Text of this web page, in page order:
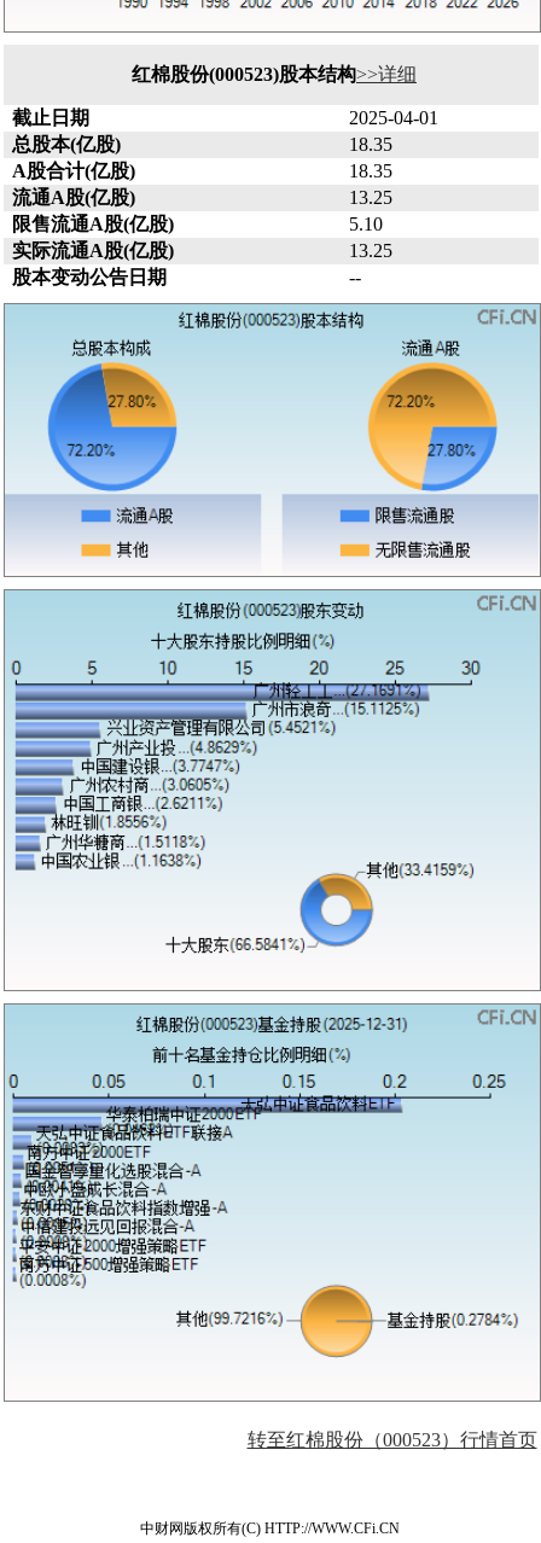
红棉股份(000523)股本结构>>详细
截止日期
2025-04-01
总股本(亿股)
18.35
A股合计(亿股)
18.35
流通A股(亿股)
13.25
限售流通A股(亿股)
5.10
实际流通A股(亿股)
13.25
股本变动公告日期
--
转至红棉股份（000523）行情首页
中财网版权所有(C) HTTP://WWW.CFi.CN